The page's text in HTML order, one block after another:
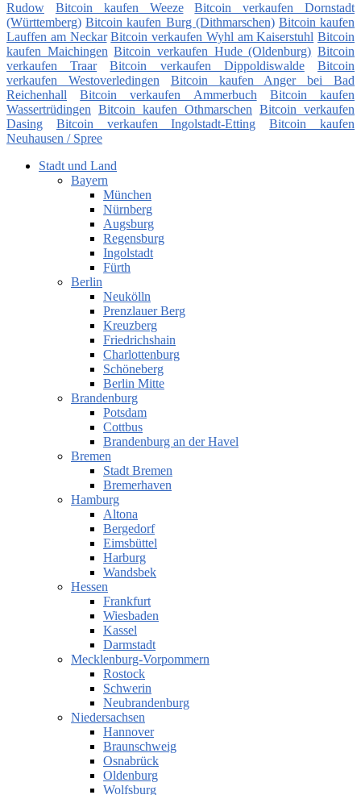
Rudow
Bitcoin kaufen Weeze
Bitcoin verkaufen Dornstadt
(Württemberg) Bitcoin kaufen Burg (Dithmarschen) Bitcoin kaufen
Lauffen am Neckar Bitcoin verkaufen Wyhl am Kaiserstuhl Bitcoin
kaufen Maichingen Bitcoin verkaufen Hude (Oldenburg) Bitcoin
verkaufen Traar
Bitcoin verkaufen Dippoldiswalde
Bitcoin
verkaufen Westoverledingen
Bitcoin kaufen Anger bei Bad
Reichenhall
Bitcoin verkaufen Ammerbuch
Bitcoin kaufen
Wassertrüdingen Bitcoin kaufen Othmarschen Bitcoin verkaufen
Dasing
Bitcoin verkaufen Ingolstadt-Etting
Bitcoin kaufen
Neuhausen / Spree
Stadt und Land
Bayern
München
Nürnberg
Augsburg
Regensburg
Ingolstadt
Fürth
Berlin
Neukölln
Prenzlauer Berg
Kreuzberg
Friedrichshain
Charlottenburg
Schöneberg
Berlin Mitte
Brandenburg
Potsdam
Cottbus
Brandenburg an der Havel
Bremen
Stadt Bremen
Bremerhaven
Hamburg
Altona
Bergedorf
Eimsbüttel
Harburg
Wandsbek
Hessen
Frankfurt
Wiesbaden
Kassel
Darmstadt
Mecklenburg-Vorpommern
Rostock
Schwerin
Neubrandenburg
Niedersachsen
Hannover
Braunschweig
Osnabrück
Oldenburg
Wolfsburg